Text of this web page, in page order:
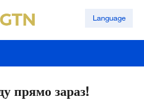
Language
прямо зараз!